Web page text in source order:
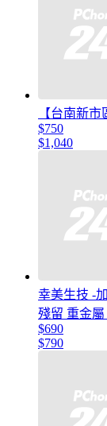
【台南新
$750
$1,040
幸美生技 -
殘留 重金
$690
$790